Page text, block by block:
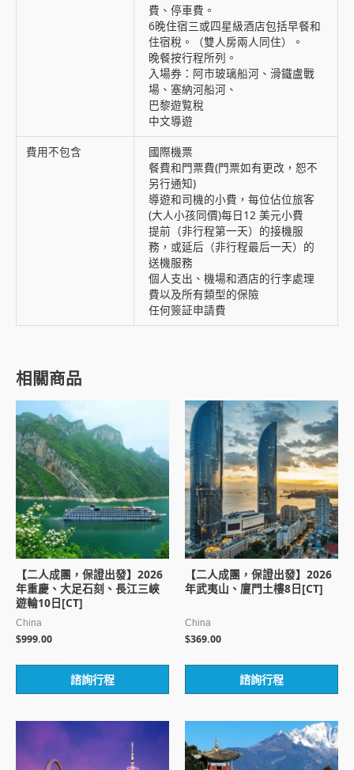
費、停車費。
6晚住宿三或四星級酒店包括早餐和
住宿稅。（雙人房兩人同住）。
晚餐按行程所列。
入場券：阿市玻璃船河、滑鐵盧戰
場、塞納河船河、
巴黎遊覧稅
中文導遊
費用不包含
國際機票
餐費和門票費(門票如有更改，恕不
另行通知)
導遊和司機的小費，每位佔位旅客
(大人小孩同價)每日12 美元小費
提前（非行程第一天）的接機服
務，或延后（非行程最后一天）的
送機服務
個人支出、機場和酒店的行李處理
費以及所有類型的保險
任何簽証申請費
相關商品
【二人成團，保證出發】2026
年重慶、大足石刻、長江三峽
遊輪10日[CT]
China
$999.00
評
滿
諮詢行程
【二人成團，保證出發】2026
年武夷山、廈門土樓8日[CT]
China
$369.00
評
滿
諮詢行程